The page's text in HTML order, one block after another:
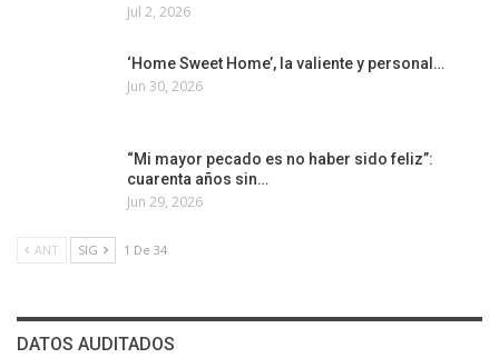
Jul 2, 2026
‘Home Sweet Home’, la valiente y personal…
Jun 30, 2026
“Mi mayor pecado es no haber sido feliz”:
cuarenta años sin…
Jun 29, 2026
ANT SIG 1 De 34
DATOS AUDITADOS